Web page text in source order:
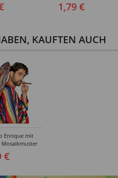
1,79 €
KAUFTEN AUCH
Enrique mit
Mosaikmuster
€